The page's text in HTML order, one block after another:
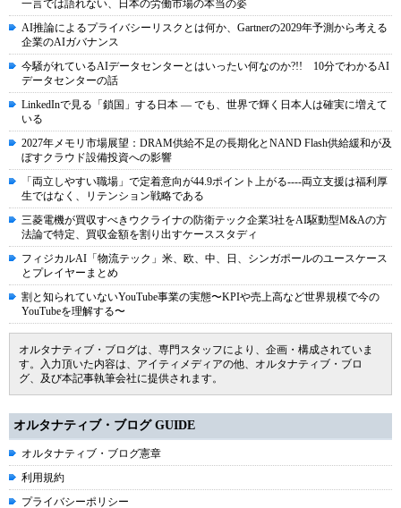
一言では語れない、日本の労働市場の本当の姿
AI推論によるプライバシーリスクとは何か、Gartnerの2029年予測から考える
企業のAIガバナンス
今騒がれているAIデータセンターとはいったい何なのか?!! 10分でわかるAI
データセンターの話
LinkedInで見る「鎖国」する日本 ― でも、世界で輝く日本人は確実に増えて
いる
2027年メモリ市場展望：DRAM供給不足の長期化とNAND Flash供給緩和が及
ぼすクラウド設備投資への影響
「両立しやすい職場」で定着意向が44.9ポイント上がる----両立支援は福利厚
生ではなく、リテンション戦略である
三菱電機が買収すべきウクライナの防衛テック企業3社をAI駆動型M&Aの方
法論で特定、買収金額を割り出すケーススタディ
フィジカルAI「物流テック」米、欧、中、日、シンガポールのユースケース
とプレイヤーまとめ
割と知られていないYouTube事業の実態〜KPIや売上高など世界規模で今の
YouTubeを理解する〜
オルタナティブ・ブログは、専門スタッフにより、企画・構成されていま
す。入力頂いた内容は、アイティメディアの他、オルタナティブ・ブロ
グ、及び本記事執筆会社に提供されます。
オルタナティブ・ブログ GUIDE
オルタナティブ・ブログ憲章
利用規約
プライバシーポリシー